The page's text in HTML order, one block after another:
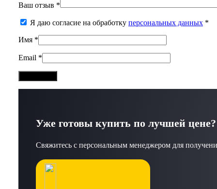
Ваш отзыв *
Я даю согласие на обработку персональных данных *
Имя *
Email *
Уже готовы купить по лучшей цене?
Свяжитесь с персональным менеджером для